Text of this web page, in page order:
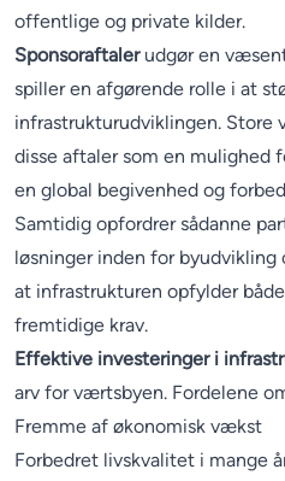
offentlige og private kilder.
Sponsoraftalerudgør en
spiller en afgørende rolle i at
infrastrukturudviklingen. Store
disse aftaler som en mulighed
en global begivenhed og
Samtidig opfordrer sådanne
løsninger inden for
at infrastrukturen opfylder
fremtidige krav.
Effektive investeringer i
arv for værtsbyen. Fordelene
Fremme af økonomisk vækst
Forbedret livskvalitet i mange